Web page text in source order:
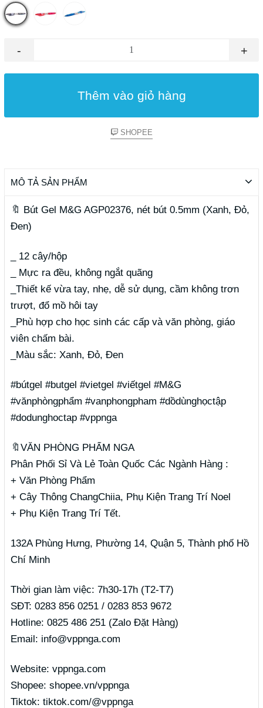
- +
Thêm vào giỏ hàng
SHOPEE
MÔ TẢ SẢN PHẨM
🔖 Bút Gel M&G AGP02376, nét bút 0.5mm (Xanh, Đỏ,
Đen)
_ 12 cây/hộp
_ Mực ra đều, không ngắt quãng
_Thiết kế vừa tay, nhẹ, dễ sử dụng, cầm không trơn
trượt, đổ mồ hôi tay
_Phù hợp cho học sinh các cấp và văn phòng, giáo
viên chấm bài.
_Màu sắc: Xanh, Đỏ, Đen
#bútgel #butgel #vietgel #viếtgel #M&G
#vănphòngphẩm #vanphongpham #dồdùnghọctập
#dodunghoctap #vppnga
🔖VĂN PHÒNG PHẨM NGA
Phân Phối Sỉ Và Lẻ Toàn Quốc Các Ngành Hàng :
+ Văn Phòng Phẩm
+ Cây Thông ChangChiia, Phụ Kiện Trang Trí Noel
+ Phụ Kiện Trang Trí Tết.
132A Phùng Hưng, Phường 14, Quận 5, Thành phố Hồ
Chí Minh
Thời gian làm việc: 7h30-17h (T2-T7)
SĐT: 0283 856 0251 / 0283 853 9672
Hotline: 0825 486 251 (Zalo Đặt Hàng)
Email: info@vppnga.com
Website: vppnga.com
Shopee: shopee.vn/vppnga
Tiktok: tiktok.com/@vppnga